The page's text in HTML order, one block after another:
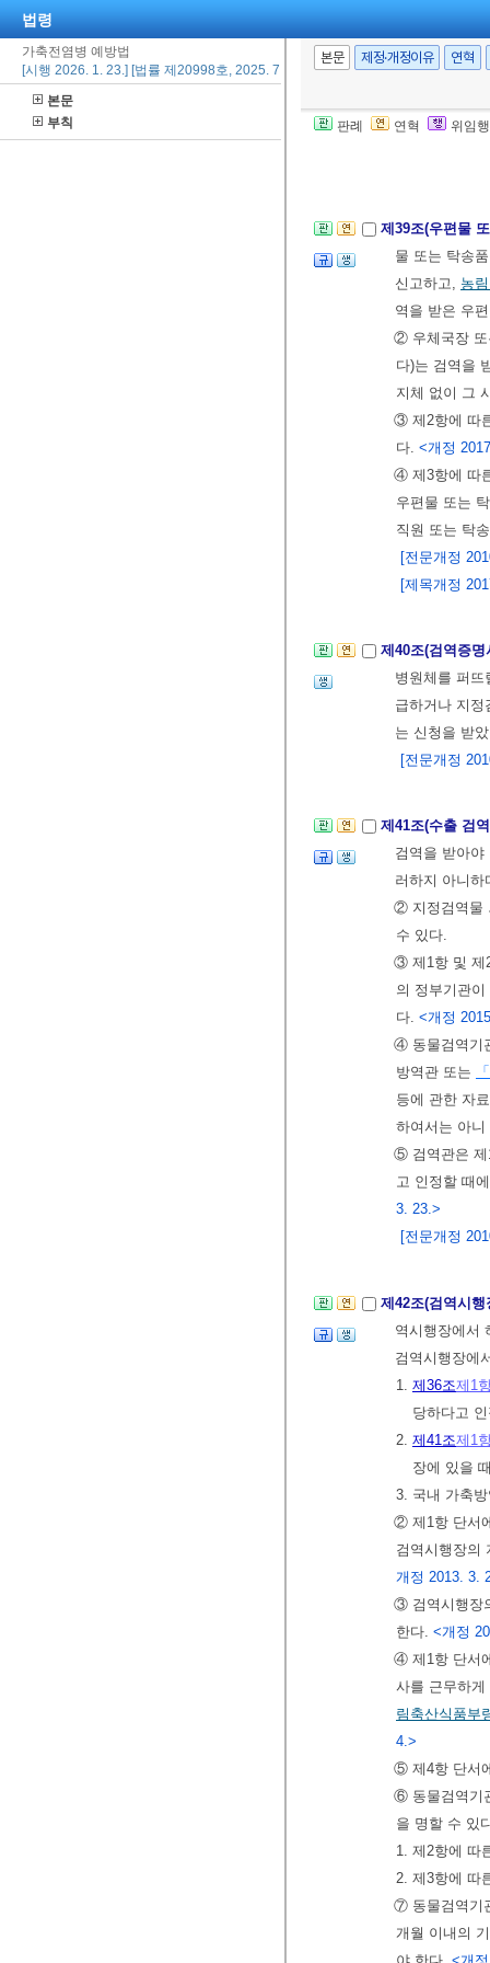
법령
가축전염병 예방법
[시행 2026. 1. 23.] [법률 제20998호, 2025. 7. 22., 일부개정]
본문
부칙
본문 제정·개정이유 연혁
판례 연혁 위임
송을 명할 수
④ 제3항에 따
6항 까지의 규
제39조(우편물
물 또는 탁송
신고하고, 농
역을 받은 우
② 우체국장
다)는 검역을
지체 없이 그
③ 제2항에 따
다. <개정
④ 제3항에 따
우편물 또는
직원 또는 탁
[전문개정
[제목개정
제40조(검역증
병원체를 퍼
급하거나 지
는 신청을 받
[전문개정
제41조(수출 검
검역을 받아
러하지 아니
② 지정검역물
수 있다.
③ 제1항 및 제
의 정부기관
다. <개정
④ 동물검역기
방역관 또는
등에 관한 자
하여서는 아
⑤ 검역관은 제
고 인정할 때
3. 23.>
[전문개정
제42조(검역시
역시행장에서
검역시행장에
1. 제36조제1
당하다고
2. 제41조제1
장에 있을
3. 국내 가축
② 제1항 단서
검역시행장의
개정 2013. 3.
③ 검역시행장
한다. <개정
④ 제1항 단서
사를 근무하
림축산식품부
4.>
⑤ 제4항 단서
⑥ 동물검역기
을 명할 수 있
1. 제2항에 따
2. 제3항에 따
⑦ 동물검역기
개월 이내의